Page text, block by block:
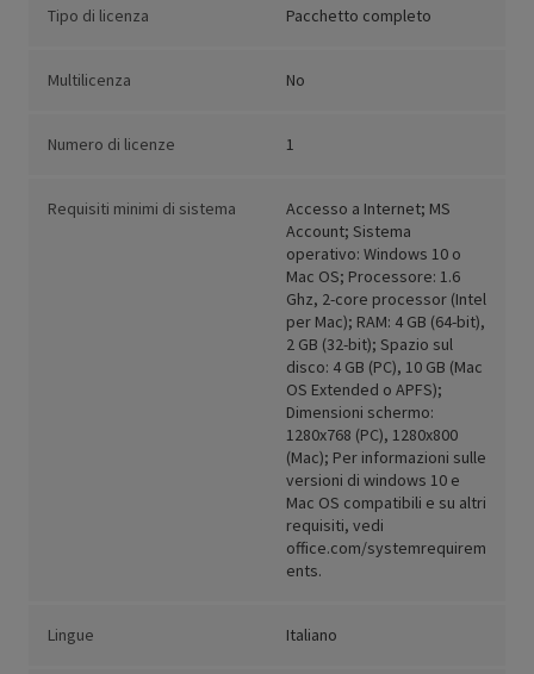
Tipo di licenza Pacchetto completo
Multilicenza No
Numero di licenze 1
Requisiti minimi di sistema
Accesso a Internet; MS
Account; Sistema
operativo: Windows 10 o
Mac OS; Processore: 1.6
Ghz, 2-core processor (Intel
per Mac); RAM: 4 GB (64-bit),
2 GB (32-bit); Spazio sul
disco: 4 GB (PC), 10 GB (Mac
OS Extended o APFS);
Dimensioni schermo:
1280x768 (PC), 1280x800
(Mac); Per informazioni sulle
versioni di windows 10 e
Mac OS compatibili e su altri
requisiti, vedi
office.com/systemrequirem
ents.
Lingue Italiano